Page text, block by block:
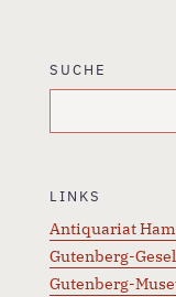
SUCHE
LINKS
Antiquariat
Gutenberg-
Gutenberg-